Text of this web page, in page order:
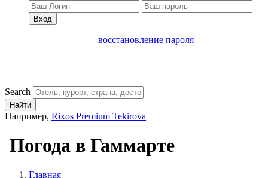
Вход
восстановление пароля
Search
Найти
Например, Rixos Premium Tekirova
Погода в Гаммарте
Главная